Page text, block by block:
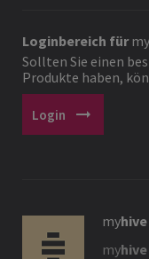
Loginbereich fürmy
Sollten Sie einen
Produkte haben,
Login arrow_right_alt
myhive
myhive